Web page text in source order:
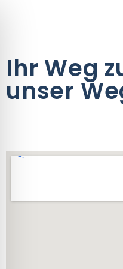
Ihr Weg
unser